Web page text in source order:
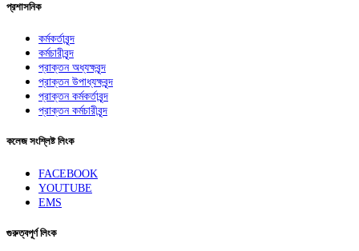
প্রশাসনিক
কর্মকর্তাবৃন্দ
কর্মচারীবৃন্দ
প্রাক্তন অধ্যক্ষবৃন্দ
প্রাক্তন উপাধ্যক্ষবৃন্দ
প্রাক্তন কর্মকর্তাবৃন্দ
প্রাক্তন কর্মচারীবৃন্দ
কলেজ সংশ্লিষ্ট লিংক
FACEBOOK
YOUTUBE
EMS
গুরুত্বপূর্ণ লিংক